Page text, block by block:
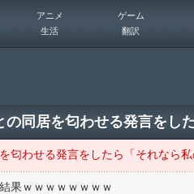
アニメ ゲーム
生活 翻訳
果ｗｗｗｗｗｗｗｗ